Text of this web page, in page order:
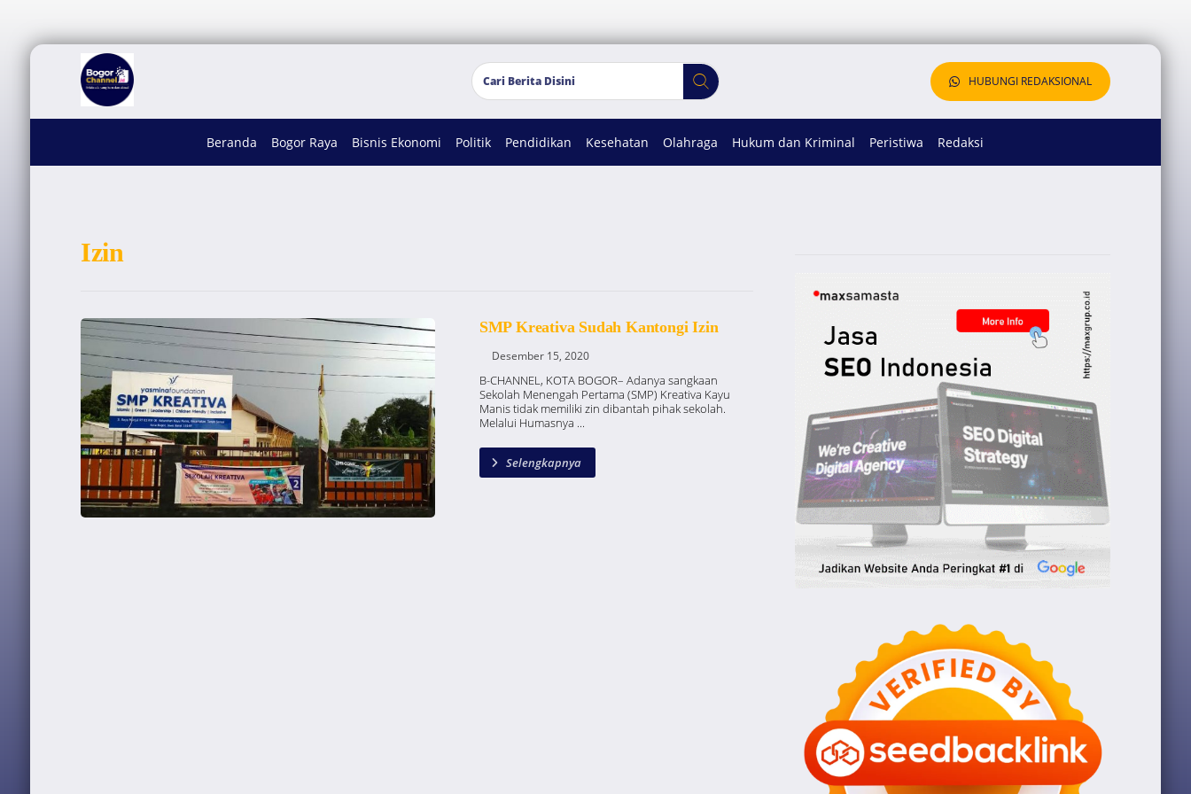
HUBUNGI REDAKSIONAL
Beranda Bogor Raya Bisnis Ekonomi Politik Pendidikan Kesehatan Olahraga Hukum dan Kriminal Peristiwa Redaksi
Izin
SMP Kreativa Sudah Kantongi Izin
Desember 15, 2020
B-CHANNEL, KOTA BOGOR– Adanya sangkaan
Sekolah Menengah Pertama (SMP) Kreativa Kayu
Manis tidak memiliki zin dibantah pihak sekolah.
Melalui Humasnya ...
Selengkapnya